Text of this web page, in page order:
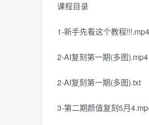
课程目录
1-新手先看这个教程!!!.mp4
2-AI复刻第一期(多图).mp4
2-AI复刻第一期(多图).txt
3-第二期颜值复刻5月